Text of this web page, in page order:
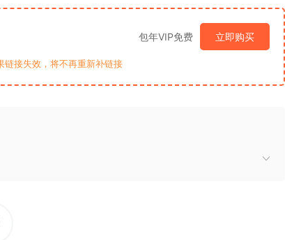
包年VIP免费 立即购买
链接失效，将不再重新补链接